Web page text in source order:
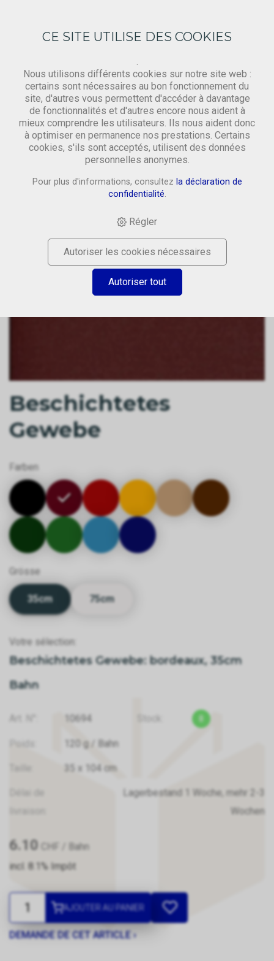
Gewebe
HOME › SHOP › MATERIAL › GEWEBE › BESCHICHTETES
GEWEBE: BORDEAUX, 35CM BAHN
Beschichtetes
Gewebe
Farben
Grösse
35cm 75cm
Votre sélection:
Beschichtetes Gewebe: bordeaux, 35cm
Bahn
10694 8
Poids: g / Bahn
x 104 cm
Lagerbestand 1 Woche, mehr 2-3
Wochen
6.10 CHF
/ Bahn
incl. 8.1% Impôt
AJOUTER AU PANIER
DEMANDE DE CET ARTICLE ›
CE SITE UTILISE DES COOKIES
.
Nous utilisons différents cookies sur notre site web :
certains sont nécessaires au bon fonctionnement du
site, d'autres vous permettent d'accéder à davantage
de fonctionnalités et d'autres encore nous aident à
mieux comprendre les utilisateurs. Ils nous aident donc
à optimiser en permanence nos prestations. Certains
cookies, s'ils sont acceptés, utilisent des données
personnelles anonymes.
Pour plus d'informations, consultez la déclaration de
confidentialité.
Régler
Autoriser les cookies nécessaires
Autoriser tout